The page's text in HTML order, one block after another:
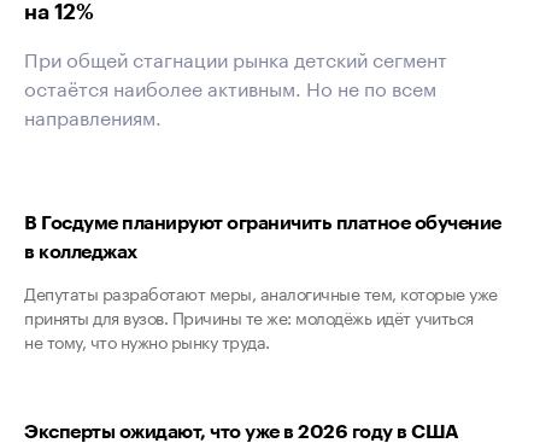
на 12%
При общей стагнации рынка детский сегмент
остаётся наиболее активным. Но не по всем
направлениям.
В Госдуме планируют ограничить платное обучение
в колледжах
Депутаты разработают меры, аналогичные тем, которые уже
приняты для вузов. Причины те же: молодёжь идёт учиться
не тому, что нужно рынку труда.
Эксперты ожидают, что уже в 2026 году в США